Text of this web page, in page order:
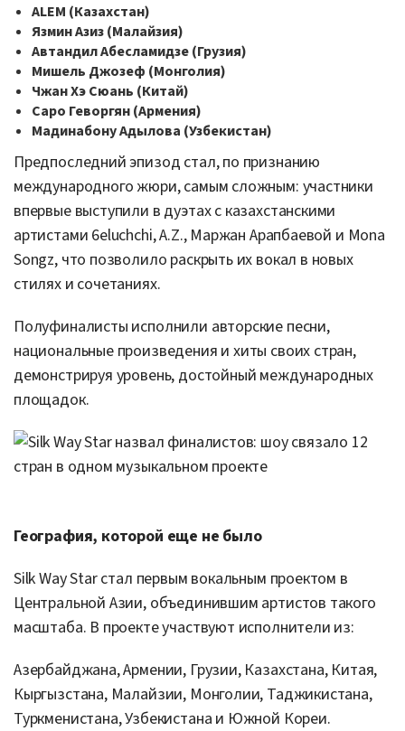
ALEM (Казахстан)
Язмин Азиз (Малайзия)
Автандил Абесламидзе (Грузия)
Мишель Джозеф (Монголия)
Чжан Хэ Сюань (Китай)
Саро Геворгян (Армения)
Мадинабону Адылова (Узбекистан)
Предпоследний эпизод стал, по признанию
международного жюри, самым сложным: участники
впервые выступили в дуэтах с казахстанскими
артистами 6eluchchi, A.Z., Маржан Арапбаевой и Mona
Songz, что позволило раскрыть их вокал в новых
стилях и сочетаниях.
Полуфиналисты исполнили авторские песни,
национальные произведения и хиты своих стран,
демонстрируя уровень, достойный международных
площадок.
География, которой еще не было
Silk Way Star стал первым вокальным проектом в
Центральной Азии, объединившим артистов такого
масштаба. В проекте участвуют исполнители из:
Азербайджана, Армении, Грузии, Казахстана, Китая,
Кыргызстана, Малайзии, Монголии, Таджикистана,
Туркменистана, Узбекистана и Южной Кореи.